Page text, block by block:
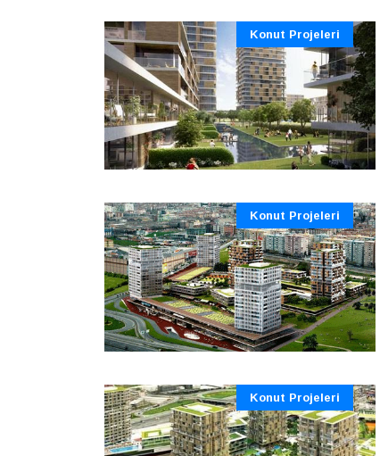
Konut Projeleri
Konut Projeleri
Konut Projeleri